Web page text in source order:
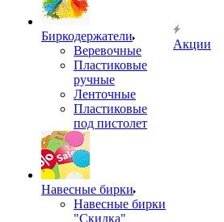
Биркодержатели
Веревочные
Пластиковые
ручные
Ленточные
Пластиковые
под пистолет
Навесные бирки
Навесные бирки
"Скидка"
Акции